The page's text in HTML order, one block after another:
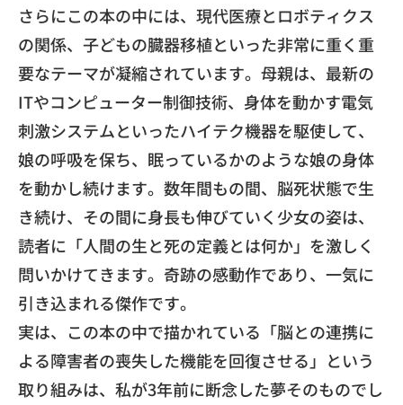
​さらにこの本の中には、現代医療とロボティクス
の関係、 子どもの臓器移植といった非常に重く重
要なテーマが凝縮されています。母親は、最新の
ITやコンピューター制御技術、 身体を動かす電気
刺激システムといったハイテク機器を駆使して、
娘の呼吸を保ち、 眠っているかのような娘の身体
を動かし続けます。数年間もの間、 脳死状態で生
き続け、その間に身長も伸びていく少女の姿は、
読者に「人間の生と死の定義とは何か」 を激しく
問いかけてきます。奇跡の感動作であり、 一気に
引き込まれる傑作です。
​実は、この本の中で描かれている「脳との連携に
よる障害者の喪失した機能を回復させる」 という
取り組みは、私が3年前に断念した夢そのものでし